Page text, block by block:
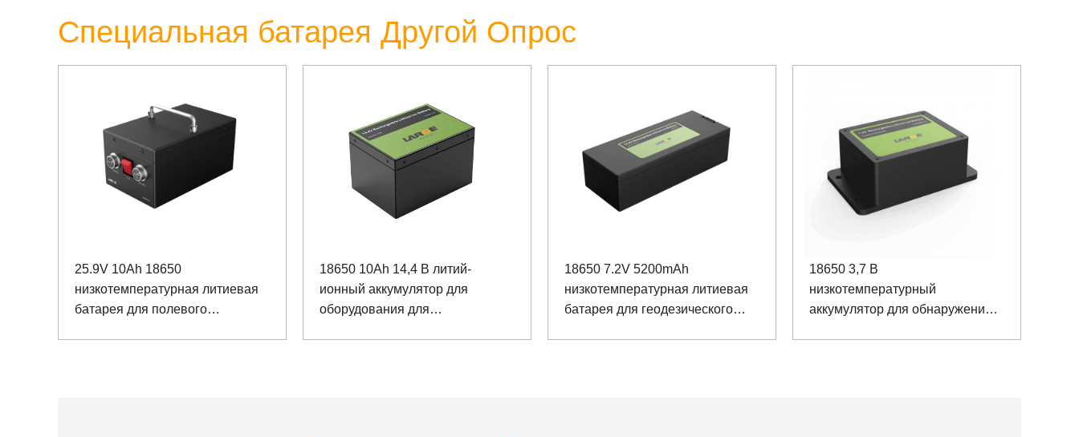
Специальная батарея Другой Опрос
25.9V 10Ah 18650
низкотемпературная литиевая
батарея для полевого
18650 10Ah 14,4 В литий-
ионный аккумулятор для
оборудования для
18650 7.2V 5200mAh
низкотемпературная литиевая
батарея для геодезического
18650 3,7 В
низкотемпературный
аккумулятор для обнаружения